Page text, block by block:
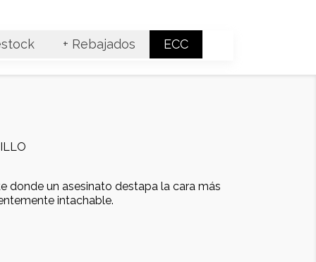
+ Rebajados ECC
donde un asesinato destapa la cara más
intachable.